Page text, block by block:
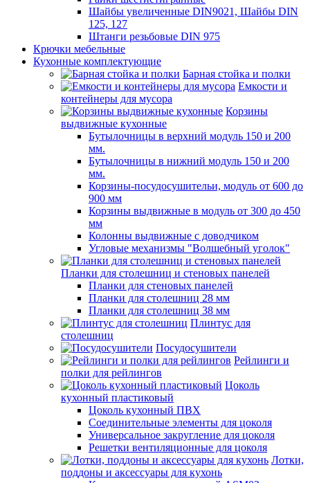
Шайбы увеличенные DIN9021, Шайбы DIN
125, 127
Штанги резьбовые DIN 975
Крючки мебельные
Кухонные комплектующие
Барная стойка и полки
Емкости и
контейнеры для мусора
Корзины
выдвижные кухонные
Бутылочницы в верхний модуль 150 и 200
мм.
Бутылочницы в нижний модуль 150 и 200
мм.
Корзины-посудосушительи, модуль от 600 до
900 мм
Корзины выдвижные в модуль от 300 до 450
мм
Колонны выдвижные с доводчиком
Угловые механизмы "Волшебный уголок"
Планки для столешниц и стеновых панелей
Планки для стеновых панелей
Планки для столешниц 28 мм
Планки для столешниц 38 мм
Плинтус для
столешниц
Посудосушители
Рейлинги и
полки для рейлингов
Цоколь
кухонный пластиковый
Цоколь кухонный ПВХ
Соединительные элементы для цоколя
Универсальное закругление для цоколя
Решетки вентиляционные для цоколя
Лотки,
поддоны и аксессуары для кухонь